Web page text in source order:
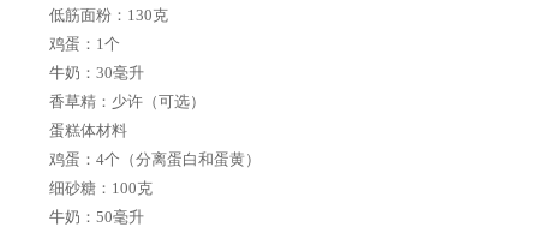
低筋面粉：130克
鸡蛋：1个
牛奶：30毫升
香草精：少许（可选）
蛋糕体材料
鸡蛋：4个（分离蛋白和蛋黄）
细砂糖：100克
牛奶：50毫升